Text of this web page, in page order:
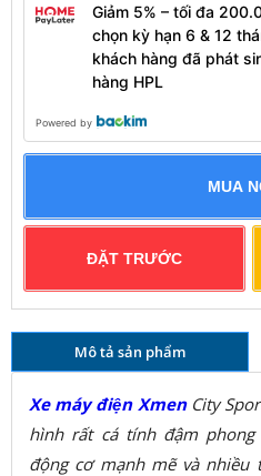
Giảm 5% – tối đa
chọn kỳ hạn 6 & 12
khách hàng đã phát
hàng HPL
Powered by
MUA
ĐẶT TRƯỚC
Mô tả sản phẩm
Xe máy điện XmenCity
hình rất cá tính đậm
động cơ mạnh mẽ và nhiều